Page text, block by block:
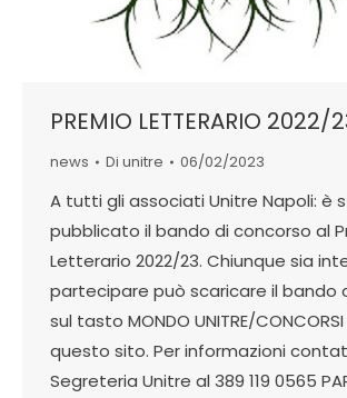
PREMIO LETTERARIO 2022/
news Di unitre 06/02/2023
A tutti gli associati Unitre Napoli: è
pubblicato il bando di concorso al
Letterario 2022/23. Chiunque sia
partecipare può scaricare il bando
sul tasto MONDO UNITRE/CONCORSI
questo sito. Per informazioni
Segreteria Unitre al 389 119 0565